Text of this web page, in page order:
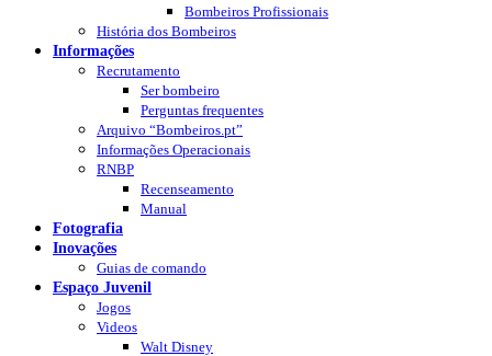
Bombeiros Profissionais
História dos Bombeiros
Informações
Recrutamento
Ser bombeiro
Perguntas frequentes
Arquivo “Bombeiros.pt”
Informações Operacionais
RNBP
Recenseamento
Manual
Fotografia
Inovações
Guias de comando
Espaço Juvenil
Jogos
Videos
Walt Disney